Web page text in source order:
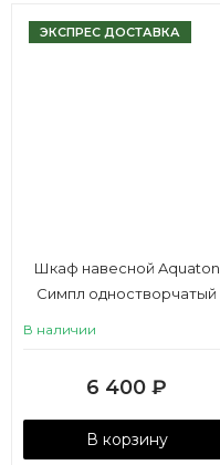
ЭКСПРЕС ДОСТАВКА
Шкаф навесной Aquaton
Симпл одностворчатый
В наличии
6 400 ₽
В корзину